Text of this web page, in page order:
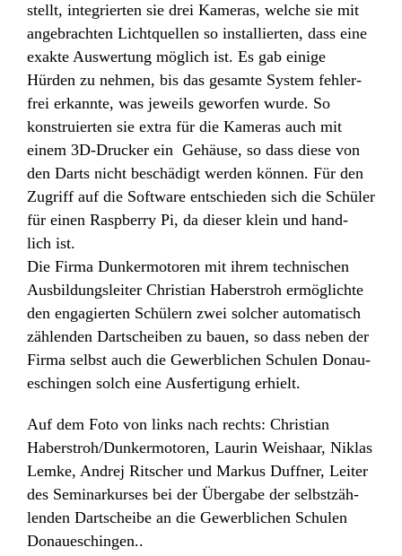
stellt, inte­grierten sie drei Kameras, welche sie mit
ange­brachten Licht­quellen so instal­lierten, dass eine
exakte Auswer­tung möglich ist. Es gab einige
Hürden zu nehmen, bis das gesamte System fehler­
frei erkannte, was jeweils geworfen wurde. So
konstru­ierten sie extra für die Kameras auch mit
einem 3D-Drucker ein Gehäuse, so dass diese von
den Darts nicht beschä­digt werden können. Für den
Zugriff auf die Soft­ware entschieden sich die Schüler
für einen Raspberry Pi, da dieser klein und hand­
lich ist.
Die Firma Dunker­mo­toren mit ihrem tech­ni­schen
Ausbil­dungs­leiter Chris­tian Haber­stroh ermög­lichte
den enga­gierten Schü­lern zwei solcher auto­ma­tisch
zählenden Dart­scheiben zu bauen, so dass neben der
Firma selbst auch die Gewerb­li­chen Schulen Donau­
eschingen solch eine Ausfer­ti­gung erhielt.
Auf dem Foto von links nach rechts: Chris­tian
Haberstroh/​Dunkermotoren, Laurin Weis­haar, Niklas
Lemke, Andrej Ritscher und Markus Duffner, Leiter
des Semi­nar­kurses bei der Über­gabe der selbst­zäh­
lenden Dart­scheibe an die Gewerb­li­chen Schulen
Donaueschingen..